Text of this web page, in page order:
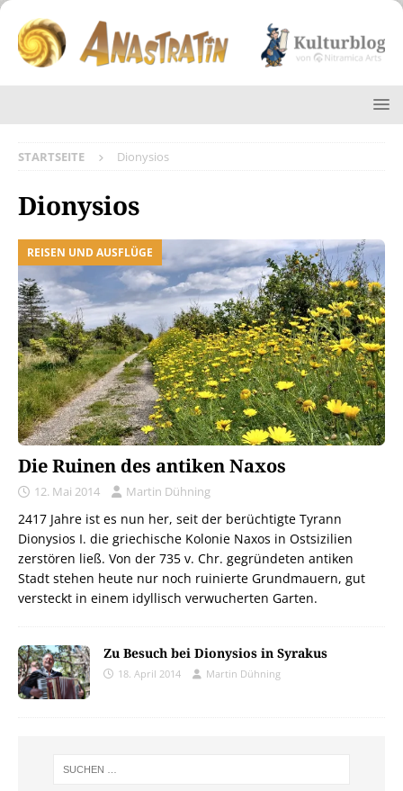
STARTSEITE Dionysios
Dionysios
REISEN UND AUSFLÜGE
Die Ruinen des antiken Naxos
12. Mai 2014 Martin Dühning
2417 Jahre ist es nun her, seit der berüchtigte Tyrann
Dionysios I. die griechische Kolonie Naxos in Ostsizilien
zerstören ließ. Von der 735 v. Chr. gegründeten antiken
Stadt stehen heute nur noch ruinierte Grundmauern, gut
versteckt in einem idyllisch verwucherten Garten.
Zu Besuch bei Dionysios in Syrakus
18. April 2014 Martin Dühning